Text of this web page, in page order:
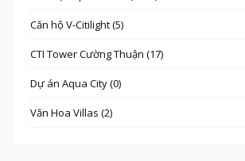
Căn hộ V-Citilight (5)
CTI Tower Cường Thuận (17)
Dự án Aqua City (0)
Văn Hoa Villas (2)